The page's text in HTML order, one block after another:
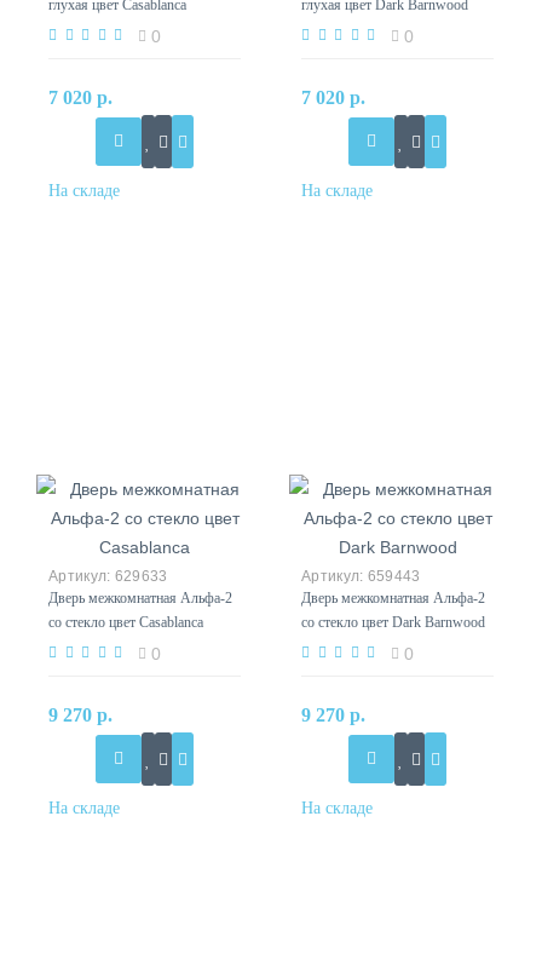
глухая цвет Casablanca
0
7 020 р.
глухая цвет Dark Barnwood
0
7 020 р.
629633
Дверь межкомнатная Альфа-2
со стекло цвет Casablanca
0
9 270 р.
659443
Дверь межкомнатная Альфа-2
со стекло цвет Dark Barnwood
0
9 270 р.